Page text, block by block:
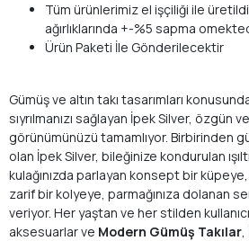
Tüm ürünlerimiz el işçiliği ile
ağırlıklarında +-%5 sapma
Ürün Paketi İle Gönderilecektir
Gümüş ve altın takı tasarımları
sıyrılmanızı sağlayan İpek Silver, özgün
görünümünüzü tamamlıyor. Birbirinden
olan İpek Silver, bileğinize kondurulan
kulağınızda parlayan konsept bir
zarif bir kolyeye, parmağınıza dolanan
veriyor. Her yaştan ve her stilden
aksesuarlar ve Modern Gümüş Takılar,